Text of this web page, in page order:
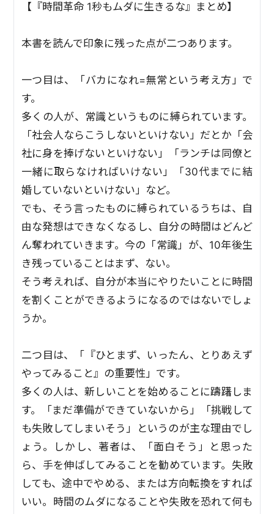
【『時間革命 1秒もムダに生きるな』まとめ】
本書を読んで印象に残った点が二つあります。
一つ目は、「バカになれ=無常という考え方」で
す。
多くの人が、常識というものに縛られています。
「社会人ならこうしないといけない」だとか「会
社に身を捧げないといけない」「ランチは同僚と
一緒に取らなければいけない」「30代までに結
婚していないといけない」など。
でも、そう言ったものに縛られているうちは、自
由な発想はできなくなるし、自分の時間はどんど
ん奪われていきます。今の「常識」が、10年後生
き残っていることはまず、ない。
そう考えれば、自分が本当にやりたいことに時間
を割くことができるようになるのではないでしょ
うか。
二つ目は、「『ひとまず、いったん、とりあえず
やってみること』の重要性」です。
多くの人は、新しいことを始めることに躊躇しま
す。「まだ準備ができていないから」「挑戦して
も失敗してしまいそう」というのが主な理由でし
ょう。しかし、著者は、「面白そう」と思った
ら、手を伸ばしてみることを勧めています。失敗
しても、途中でやめる、または方向転換をすれば
いい。時間のムダになることや失敗を恐れて何も